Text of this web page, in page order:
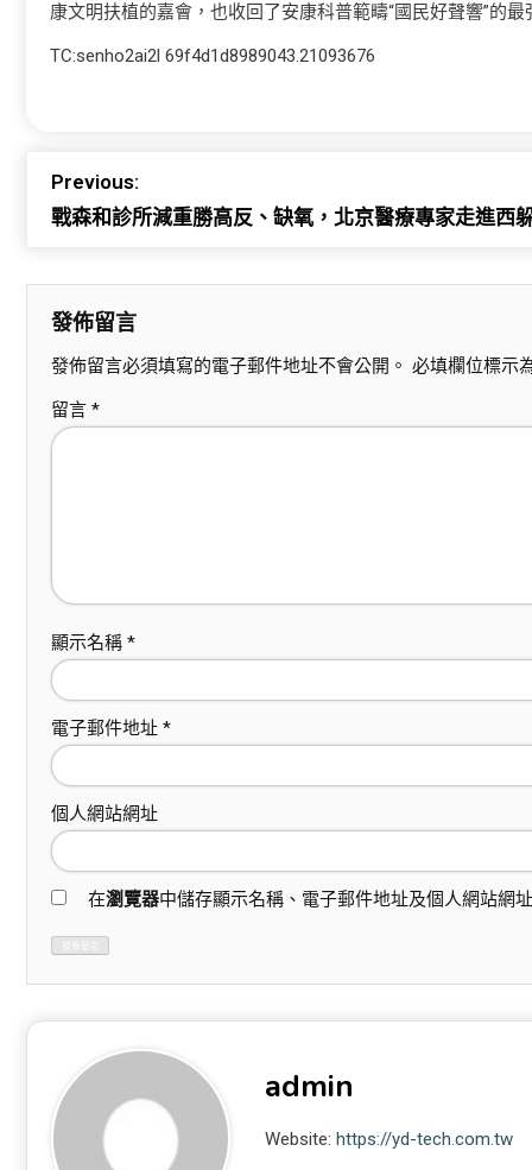
康文明扶植的嘉會，也收回了安康科普範疇“國民好聲響”的最
TC:senho2ai2l 69f4d1d8989043.21093676
Previous:
戰森和診所減重勝高反、缺氧，北京醫療專家走進西
發佈留言
發佈留言必須填寫的電子郵件地址不會公開。 必填欄位標示
留言 *
顯示名稱 *
電子郵件地址 *
個人網站網址
在瀏覽器中儲存顯示名稱、電子郵件地址及個人網站網
admin
Website:https://yd-tech.com.tw